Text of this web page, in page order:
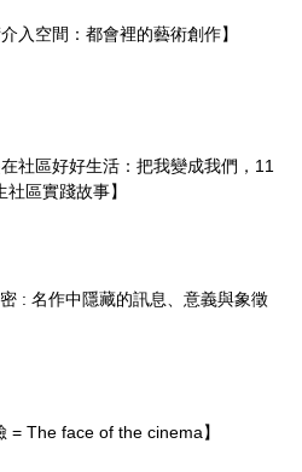
入空間：都會裡的藝術創作】
社區好好生活：把我變成我們，11
區實踐故事】
: 名作中隱藏的訊息、意義與象徵
= The face of the cinema】